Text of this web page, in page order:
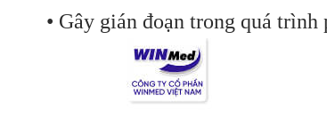
• Gây gián đoạn trong quá